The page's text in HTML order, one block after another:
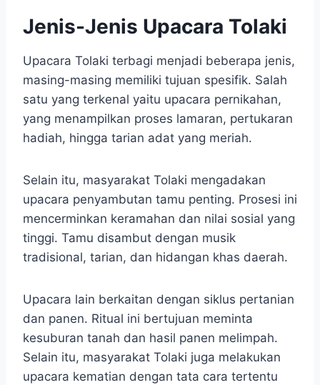
Jenis-Jenis Upacara Tolaki
Upacara Tolaki terbagi menjadi beberapa jenis,
masing-masing memiliki tujuan spesifik. Salah
satu yang terkenal yaitu upacara pernikahan,
yang menampilkan proses lamaran, pertukaran
hadiah, hingga tarian adat yang meriah.
Selain itu, masyarakat Tolaki mengadakan
upacara penyambutan tamu penting. Prosesi ini
mencerminkan keramahan dan nilai sosial yang
tinggi. Tamu disambut dengan musik
tradisional, tarian, dan hidangan khas daerah.
Upacara lain berkaitan dengan siklus pertanian
dan panen. Ritual ini bertujuan meminta
kesuburan tanah dan hasil panen melimpah.
Selain itu, masyarakat Tolaki juga melakukan
upacara kematian dengan tata cara tertentu